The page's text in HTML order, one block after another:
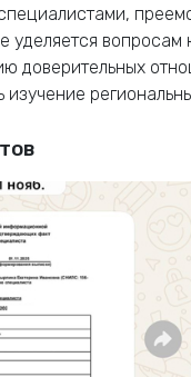
уделяется
доверительных